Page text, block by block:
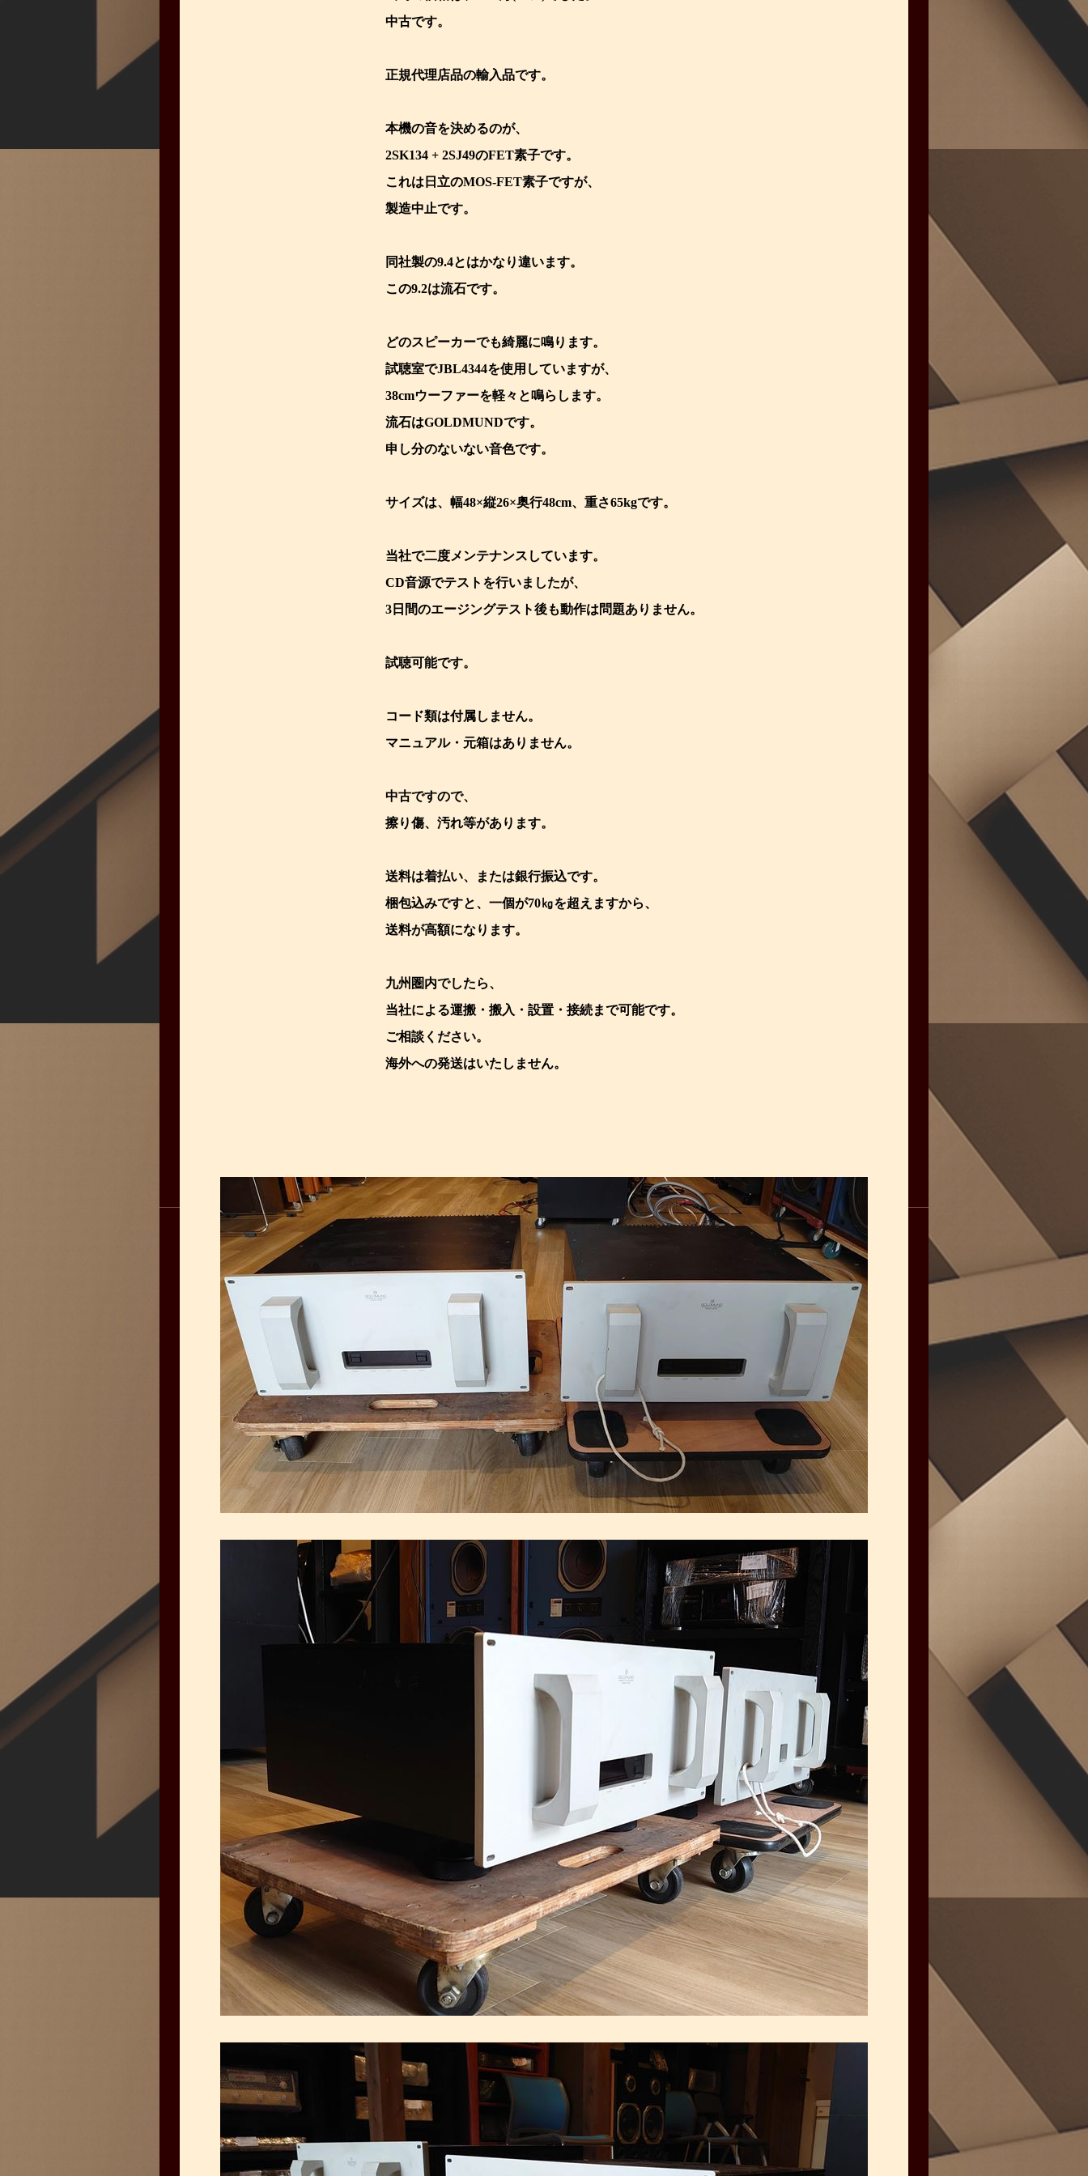
中古です。
正規代理店品の輸入品です。
本機の音を決めるのが、
2SK134 + 2SJ49のFET素子です。
これは日立のMOS-FET素子ですが、
製造中止です。
同社製の9.4とはかなり違います。
この9.2は流石です。
どのスピーカーでも綺麗に鳴ります。
試聴室でJBL4344を使用していますが、
38cmウーファーを軽々と鳴らします。
流石はGOLDMUNDです。
申し分のないない音色です。
サイズは、幅48×縦26×奥行48cm、重さ65kgです。
当社で二度メンテナンスしています。
CD音源でテストを行いましたが、
3日間のエージングテスト後も動作は問題ありません。
試聴可能です。
コード類は付属しません。
マニュアル・元箱はありません。
中古ですので、
擦り傷、汚れ等があります。
送料は着払い、または銀行振込です。
梱包込みですと、一個が70㎏を超えますから、
送料が高額になります。
九州圏内でしたら、
当社による運搬・搬入・設置・接続まで可能です。
ご相談ください。
海外への発送はいたしません。